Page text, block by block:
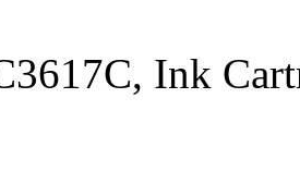
Ink